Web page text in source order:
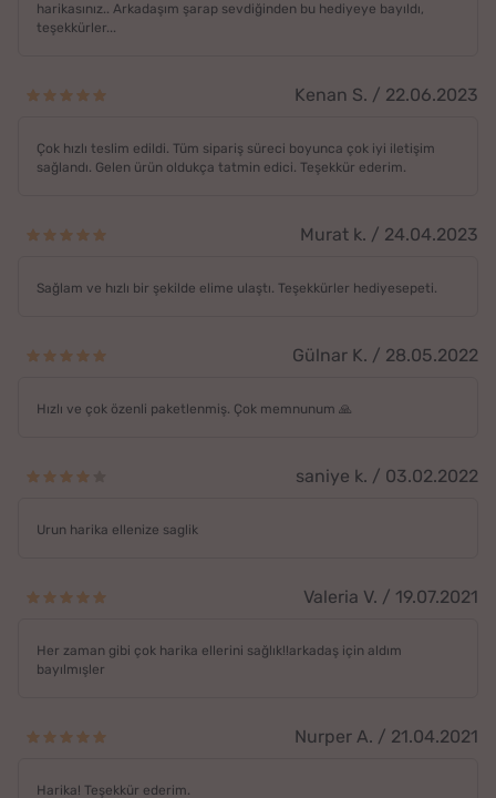
harikasınız.. Arkadaşım şarap sevdiğinden bu hediyeye bayıldı,
teşekkürler...
Kenan S. / 22.06.2023
Çok hızlı teslim edildi. Tüm sipariş süreci boyunca çok iyi iletişim
sağlandı. Gelen ürün oldukça tatmin edici. Teşekkür ederim.
Murat k. / 24.04.2023
Sağlam ve hızlı bir şekilde elime ulaştı. Teşekkürler hediyesepeti.
Gülnar K. / 28.05.2022
Hızlı ve çok özenli paketlenmiş. Çok memnunum 🙏
saniye k. / 03.02.2022
Urun harika ellenize saglik
Valeria V. / 19.07.2021
Her zaman gibi çok harika ellerini sağlık!!arkadaş için aldım
bayılmışler
Nurper A. / 21.04.2021
Harika! Teşekkür ederim.